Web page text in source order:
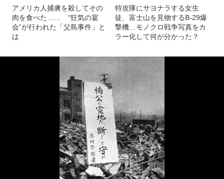
アメリカ人捕虜を殺してその
肉を食べた…… “狂気の宴
会”が行われた「父島事件」と
は
特攻隊にサヨナラする女生
徒、富士山を見物するB-29爆
撃機…モノクロ戦争写真をカ
ラー化して何が分かった？